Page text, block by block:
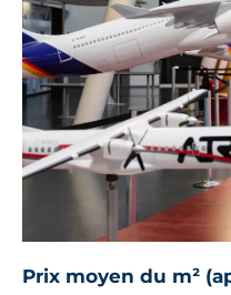
Prix moyen du m²